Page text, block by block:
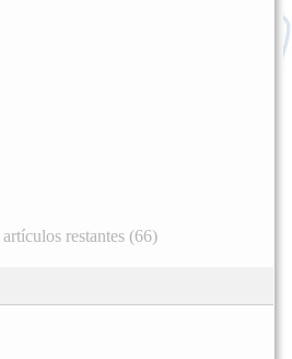
restantes (66)